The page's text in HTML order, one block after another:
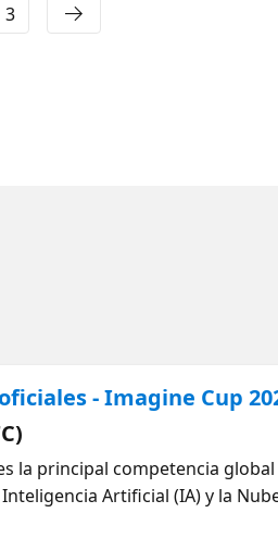
3
- Imagine Cup
la principal competencia
Artificial (IA) y la
Para competir, los productos